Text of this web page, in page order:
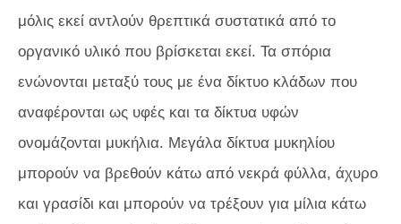
μόλις εκεί αντλούν θρεπτικά συστατικά από το
οργανικό υλικό που βρίσκεται εκεί. Τα σπόρια
ενώνονται μεταξύ τους με ένα δίκτυο κλάδων που
αναφέρονται ως υφές και τα δίκτυα υφών
ονομάζονται μυκήλια. Μεγάλα δίκτυα μυκηλίου
μπορούν να βρεθούν κάτω από νεκρά φύλλα, άχυρο
και γρασίδι και μπορούν να τρέξουν για μίλια κάτω